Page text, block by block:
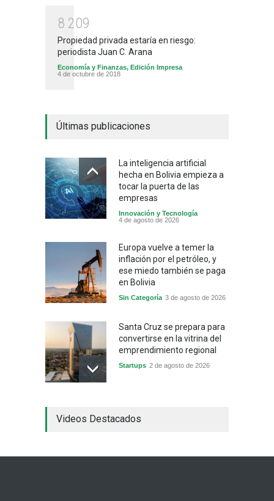
8 209
Propiedad privada estaría en riesgo:
periodista Juan C. Arana
Economía y Finanzas, Edición Impresa
4 de octubre de 2018
Últimas publicaciones
La inteligencia artificial
hecha en Bolivia empieza a
tocar la puerta de las
empresas
Innovación y Tecnología
4 de agosto de 2026
Europa vuelve a temer la
inflación por el petróleo, y
ese miedo también se paga
en Bolivia
Sin Categoría 3 de agosto de 2026
Santa Cruz se prepara para
convertirse en la vitrina del
emprendimiento regional
Startups 2 de agosto de 2026
industrial y el golpe puede
Sin Categoría 1 de agosto de 2026
Videos Destacados